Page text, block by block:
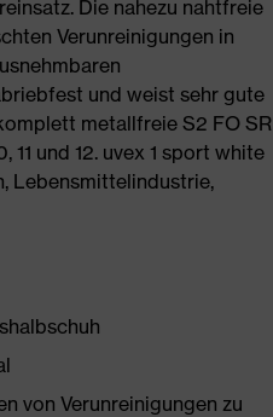
Die nahezu nahtfreie
Verunreinigungen in
und weist sehr gute
metallfreie S2 FO SR
und 12. uvex 1 sport white
Lebensmittelindustrie,
von Verunreinigungen zu